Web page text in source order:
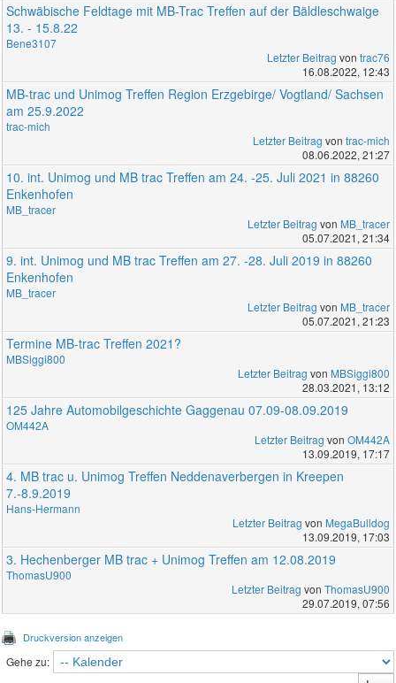
Schwäbische Feldtage mit MB-Trac Treffen auf der Bäldleschwaige
13. - 15.8.22
Bene3107
Letzter Beitrag von trac76
16.08.2022, 12:43
MB-trac und Unimog Treffen Region Erzgebirge/ Vogtland/ Sachsen
am 25.9.2022
trac-mich
Letzter Beitrag von trac-mich
08.06.2022, 21:27
10. int. Unimog und MB trac Treffen am 24. -25. Juli 2021 in 88260
Enkenhofen
MB_tracer
Letzter Beitrag von MB_tracer
05.07.2021, 21:34
9. int. Unimog und MB trac Treffen am 27. -28. Juli 2019 in 88260
Enkenhofen
MB_tracer
Letzter Beitrag von MB_tracer
05.07.2021, 21:23
Termine MB-trac Treffen 2021?
MBSiggi800
Letzter Beitrag von MBSiggi800
28.03.2021, 13:12
125 Jahre Automobilgeschichte Gaggenau 07.09-08.09.2019
OM442A
Letzter Beitrag von OM442A
13.09.2019, 17:17
4. MB trac u. Unimog Treffen Neddenaverbergen in Kreepen
7.-8.9.2019
Hans-Hermann
Letzter Beitrag von MegaBulldog
13.09.2019, 17:03
3. Hechenberger MB trac + Unimog Treffen am 12.08.2019
ThomasU900
Letzter Beitrag von ThomasU900
29.07.2019, 07:56
Druckversion anzeigen
Gehe zu: